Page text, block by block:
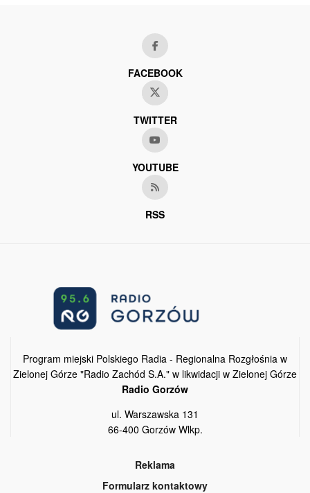
FACEBOOK
TWITTER
YOUTUBE
RSS
Program miejski Polskiego Radia - Regionalna Rozgłośnia w
Zielonej Górze "Radio Zachód S.A." w likwidacji w Zielonej Górze
Radio Gorzów
ul. Warszawska 131
66-400 Gorzów Wlkp.
Reklama
Formularz kontaktowy